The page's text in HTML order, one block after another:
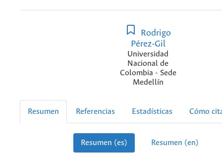
Rodrigo
Pérez-Gil
Universidad
Nacional de
Colombia - Sede
Medellín
Resumen Referencias Estadísticas Cómo
Resumen (es) Resumen (en)